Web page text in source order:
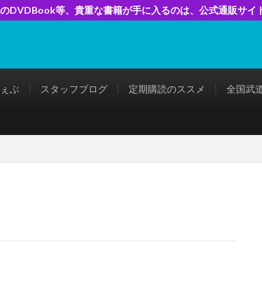
DVDBook等、貴重な書籍が手に入るのは、公式通販サイ
ぶ スタッフブログ 定期購読のススメ 全国武